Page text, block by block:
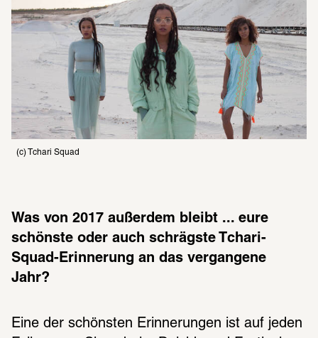
(c) Tchari Squad
Was von 2017 außerdem bleibt ... eure
schönste oder auch schrägste Tchari-
Squad-Erinnerung an das vergangene
Jahr?
Eine der schönsten Erinnerungen ist auf jeden